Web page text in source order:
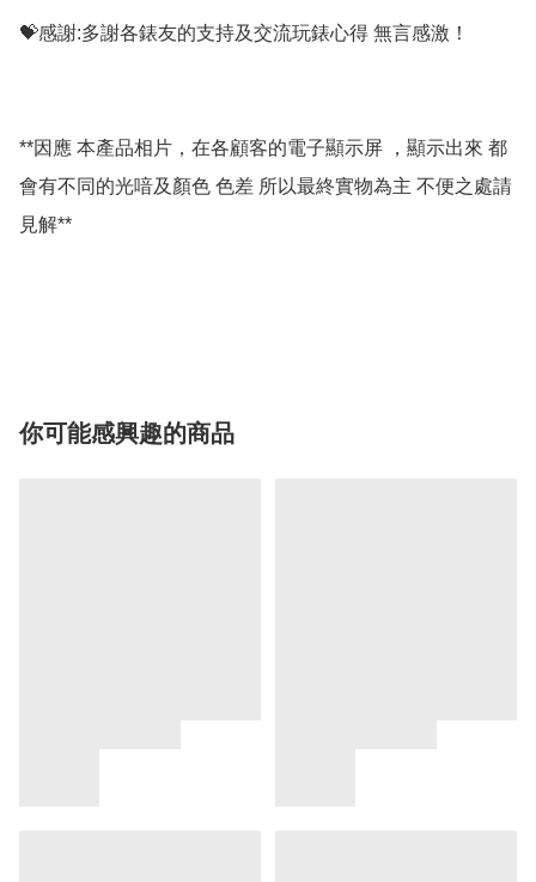
💝感謝:多謝各錶友的支持及交流玩錶心得 無言感激！
**因應 本產品相片，在各顧客的電子顯示屏 ，顯示出來 都
會有不同的光喑及顏色 色差 所以最終實物為主 不便之處請
見解**
你可能感興趣的商品